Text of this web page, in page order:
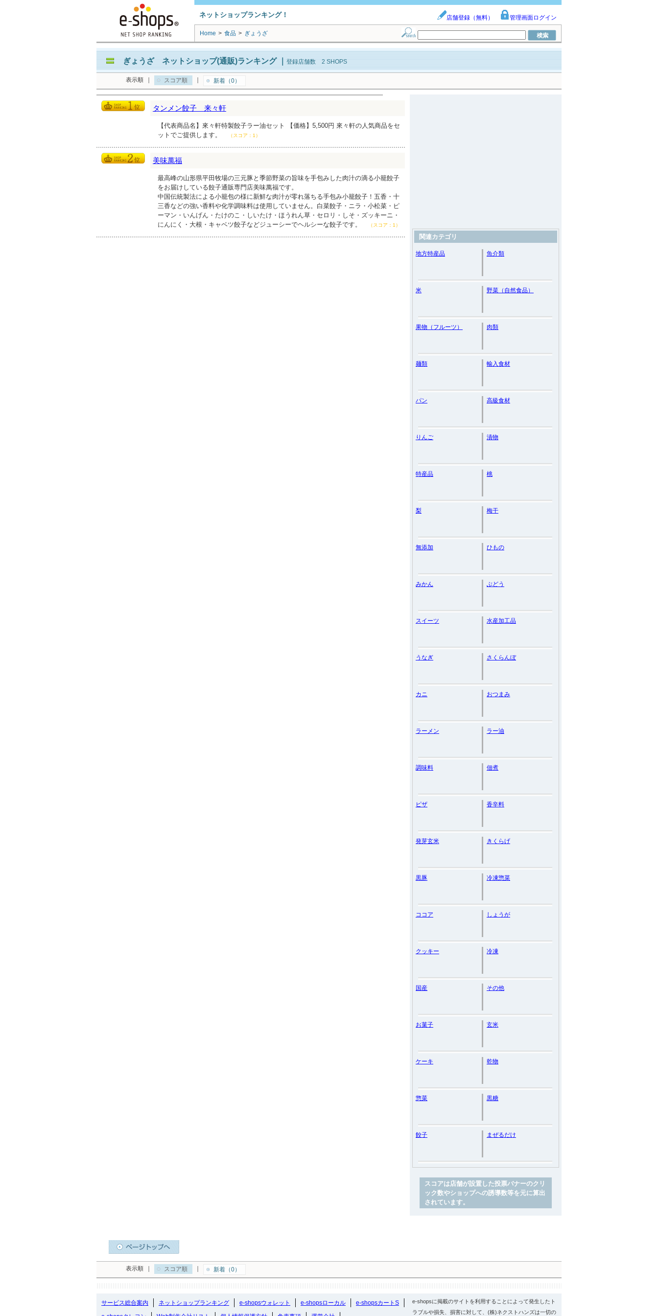
ネットショップランキング！ 店舗登録（無料） 管理画面ログイン
Home > 食品 > ぎょうざ
ぎょうざ ネットショップ(通販)ランキング｜ 登録店舗数 2 SHOPS
表示順 スコア順 新着（0）
タンメン餃子 来々軒
【代表商品名】來々軒特製餃子ラー油セット 【価格】5,500円 來々軒の人気商品をセ
ットでご提供します。
（スコア：1）
美味萬福
最高峰の山形県平田牧場の三元豚と季節野菜の旨味を手包みした肉汁の滴る小籠餃子
をお届けしている餃子通販専門店美味萬福です。
中国伝統製法による小籠包の様に新鮮な肉汁が零れ落ちる手包み小籠餃子！五香・十
三香などの強い香料や化学調味料は使用していません。白菜餃子・ニラ・小松菜・ピ
ーマン・いんげん・たけのこ・しいたけ・ほうれん草・セロリ・しそ・ズッキーニ・
にんにく・大根・キャベツ餃子などジューシーでヘルシーな餃子です。
（スコア：1）
関連カテゴリ
地方特産品 魚介類
米 野菜（自然食品）
果物（フルーツ） 肉類
麺類 輸入食材
パン 高級食材
りんご 漬物
特産品 桃
梨 梅干
無添加 ひもの
みかん ぶどう
スイーツ 水産加工品
うなぎ さくらんぼ
カニ おつまみ
ラーメン ラー油
調味料 佃煮
ピザ 香辛料
発芽玄米 きくらげ
黒豚 冷凍惣菜
ココア しょうが
クッキー 冷凍
国産 その他
お菓子 玄米
ケーキ 乾物
惣菜 黒糖
餃子 まぜるだけ
スコアは店舗が設置した投票バナーのクリ
ック数やショップへの誘導数等を元に算出
されています。
表示順 スコア順 新着（0）
サービス総合案内 ネットショップランキング e-shopsウォレット e-shopsローカル
e-shopsカートS
e-shopsに掲載のサイトを利用することによって発生したト
ラブルや損失、損害に対して、(株)ネクストハンズは一切の